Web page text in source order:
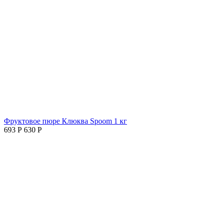
Фруктовое пюре Клюква Spoom 1 кг
693 Р 630 Р